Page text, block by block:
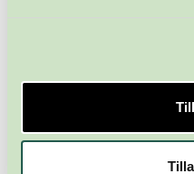
Meld deg på